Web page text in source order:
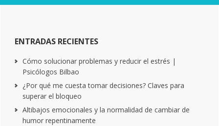
ENTRADAS RECIENTES
Cómo solucionar problemas y reducir el estrés |
Psicólogos Bilbao
¿Por qué me cuesta tomar decisiones? Claves para
superar el bloqueo
Altibajos emocionales y la normalidad de cambiar de
humor repentinamente